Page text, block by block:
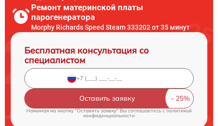
Ремонт материнской платы
парогенератора
Morphy Richards Speed Steam 333202 от 35 минут
Бесплатная консультация со
специалистом
Оставить заявку
Нажимая на кнопку "Оставить заявку" Вы соглашаетесь cполитикой
конфиденциальности